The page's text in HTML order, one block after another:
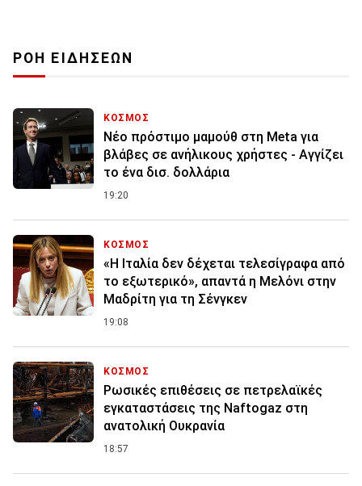
ΡΟΗ ΕΙΔΗΣΕΩΝ
ΚΟΣΜΟΣ
Nέο πρόστιμο μαμούθ στη Meta για
βλάβες σε ανήλικους χρήστες - Αγγίζει
το ένα δισ. δολλάρια
19:20
ΚΟΣΜΟΣ
«Η Ιταλία δεν δέχεται τελεσίγραφα από
το εξωτερικό», απαντά η Μελόνι στην
Μαδρίτη για τη Σένγκεν
19:08
ΚΟΣΜΟΣ
Ρωσικές επιθέσεις σε πετρελαϊκές
εγκαταστάσεις της Naftogaz στη
ανατολική Ουκρανία
18:57